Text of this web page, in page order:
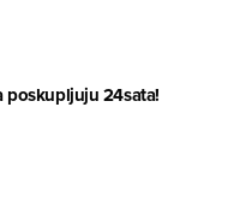
poskupljuju 24sata!